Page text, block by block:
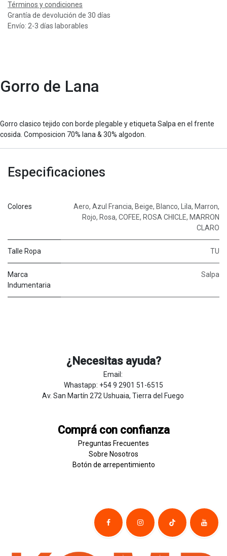
Términos y condiciones
Grantía de devolución de 30 días
Envío: 2-3 días laborables
Gorro de Lana
Gorro clasico tejido con borde plegable y etiqueta Salpa en el frente
cosida. Composicion 70% lana & 30% algodon.
Especificaciones
Colores Aero, Azul Francia, Beige, Blanco, Lila, Marron,
Rojo, Rosa, COFEE, ROSA CHICLE, MARRON
CLARO
Talle Ropa TU
Marca
Indumentaria
Salpa
¿Necesitas ayuda?
Email:
Whastapp: +54 9 2901 51-6515
Av. San Martín 272 Ushuaia, Tierra del Fuego
Comprá con confianza
Preguntas Frecuentes
Sobre Nosotros
Botón de ​arrepentim​​​iento